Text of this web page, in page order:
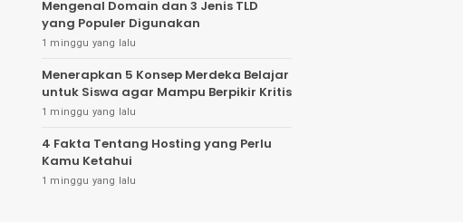
Mengenal Domain dan 3 Jenis TLD
yang Populer Digunakan
1 minggu yang lalu
Menerapkan 5 Konsep Merdeka Belajar
untuk Siswa agar Mampu Berpikir Kritis
1 minggu yang lalu
4 Fakta Tentang Hosting yang Perlu
Kamu Ketahui
1 minggu yang lalu